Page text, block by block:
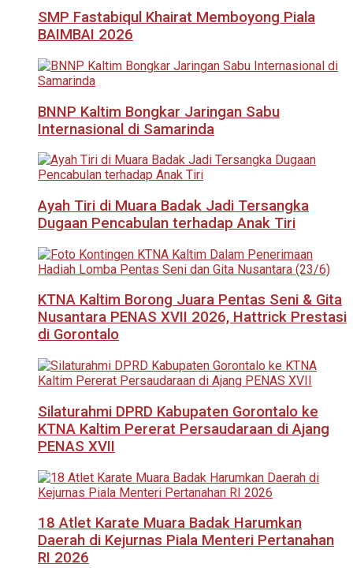
SMP Fastabiqul Khairat Memboyong Piala
BAIMBAI 2026
BNNP Kaltim Bongkar Jaringan Sabu
Internasional di Samarinda
Ayah Tiri di Muara Badak Jadi Tersangka
Dugaan Pencabulan terhadap Anak Tiri
KTNA Kaltim Borong Juara Pentas Seni & Gita
Nusantara PENAS XVII 2026, Hattrick Prestasi
di Gorontalo
Silaturahmi DPRD Kabupaten Gorontalo ke
KTNA Kaltim Pererat Persaudaraan di Ajang
PENAS XVII
18 Atlet Karate Muara Badak Harumkan
Daerah di Kejurnas Piala Menteri Pertanahan
RI 2026